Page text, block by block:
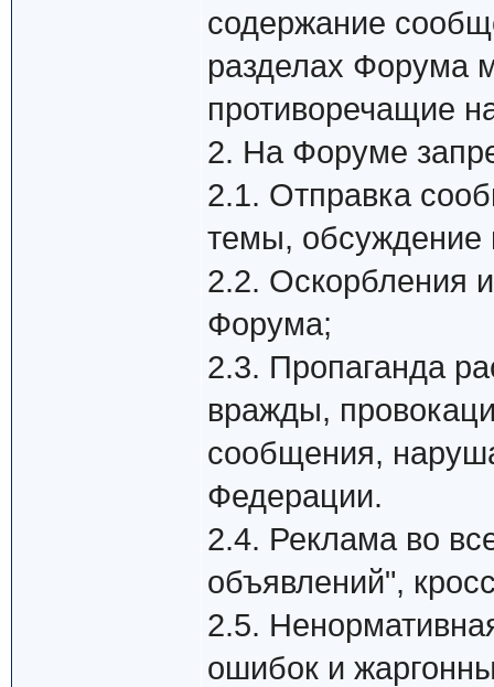
содержание
разделах Форума
противоречащие
2. На Форуме
2.1. Отправка
темы, обсуждение
2.2. Оскорбления
Форума;
2.3. Пропаганда
вражды,
сообщения,
Федерации.
2.4. Реклама во
объявлений",
2.5.
ошибок и